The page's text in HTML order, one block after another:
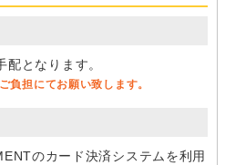
となります。
負担にてお願い致します。
のカード決済システムを利用